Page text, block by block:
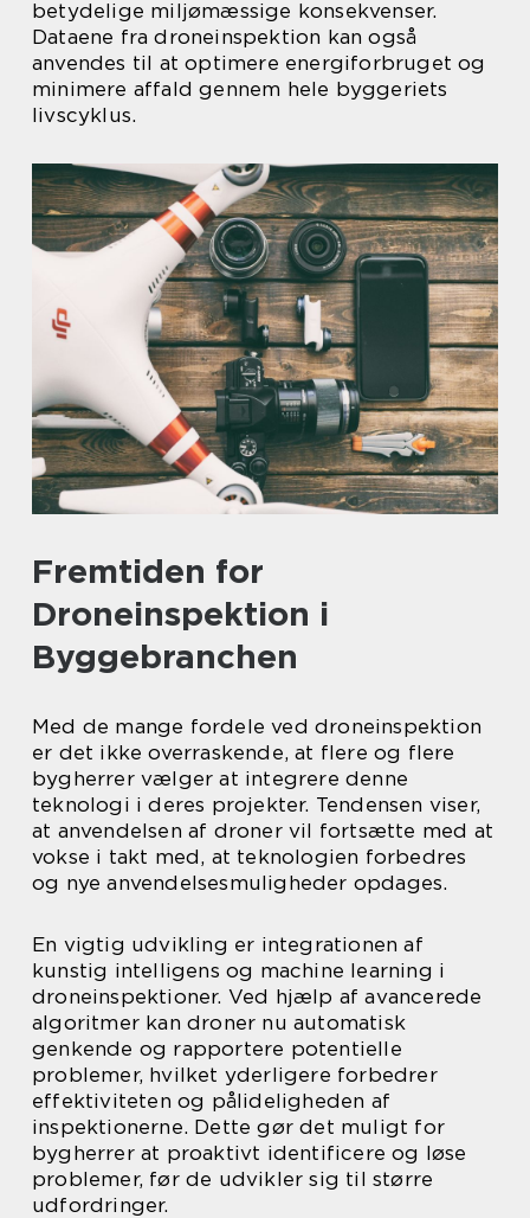
betydelige miljømæssige konsekvenser.
Dataene fra droneinspektion kan også
anvendes til at optimere energiforbruget og
minimere affald gennem hele byggeriets
livscyklus.
Fremtiden for
Droneinspektion i
Byggebranchen
Med de mange fordele ved droneinspektion
er det ikke overraskende, at flere og flere
bygherrer vælger at integrere denne
teknologi i deres projekter. Tendensen viser,
at anvendelsen af droner vil fortsætte med at
vokse i takt med, at teknologien forbedres
og nye anvendelsesmuligheder opdages.
En vigtig udvikling er integrationen af
kunstig intelligens og machine learning i
droneinspektioner. Ved hjælp af avancerede
algoritmer kan droner nu automatisk
genkende og rapportere potentielle
problemer, hvilket yderligere forbedrer
effektiviteten og pålideligheden af
inspektionerne. Dette gør det muligt for
bygherrer at proaktivt identificere og løse
problemer, før de udvikler sig til større
udfordringer.